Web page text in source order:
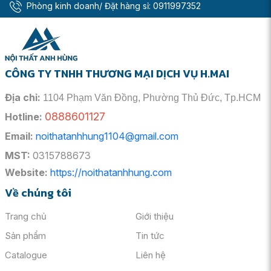
Vòi lavabo nóng lạnh
TOTO TLS04301V sở hữu
đường nét thiết kế tối giản nhưng không kém phần tinh
tế, mang đậm phong cách hiện đại của Nhật Bản. Bề
Phòng kinh doanh/ Đặt hàng sỉ: 0911997352
CÔNG TY TNHH THƯƠNG MẠI DỊCH VỤ H.MAI
Địa chỉ: 1104 Phạm Văn Đồng, Phường Thủ Đức, Tp.HCM
Hotline: 0888601127
Email: noithatanhhung1104@gmail.com
MST: 0315788673
Website: https://noithatanhhung.com
Về chúng tôi
Trang chủ
Giới thiệu
Sản phẩm
Tin tức
Catalogue
Liên hệ